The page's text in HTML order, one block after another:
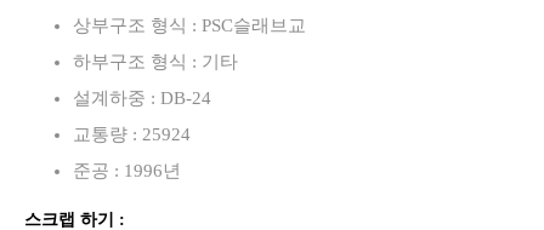
상부구조 형식 : PSC슬래브교
하부구조 형식 : 기타
설계하중 : DB-24
교통량 : 25924
준공 : 1996년
스크랩 하기 :